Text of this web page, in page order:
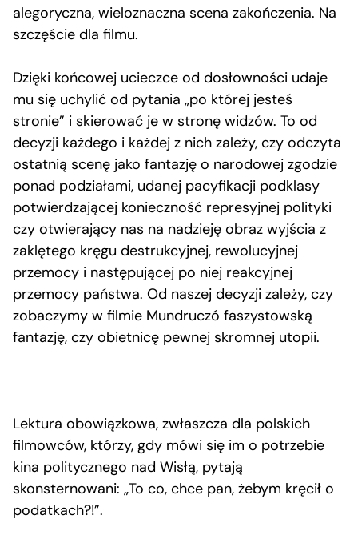
alegoryczna, wieloznaczna scena zakończenia. Na
szczęście dla filmu.
Dzięki końcowej ucieczce od dosłowności udaje
mu się uchylić od pytania „po której jesteś
stronie” i skierować je w stronę widzów. To od
decyzji każdego i każdej z nich zależy, czy odczyta
ostatnią scenę jako fantazję o narodowej zgodzie
ponad podziałami, udanej pacyfikacji podklasy
potwierdzającej konieczność represyjnej polityki
czy otwierający nas na nadzieję obraz wyjścia z
zaklętego kręgu destrukcyjnej, rewolucyjnej
przemocy i następującej po niej reakcyjnej
przemocy państwa. Od naszej decyzji zależy, czy
zobaczymy w filmie Mundruczó faszystowską
fantazję, czy obietnicę pewnej skromnej utopii.
Lektura obowiązkowa, zwłaszcza dla polskich
filmowców, którzy, gdy mówi się im o potrzebie
kina politycznego nad Wisłą, pytają
skonsternowani: „To co, chce pan, żebym kręcił o
podatkach?!”.